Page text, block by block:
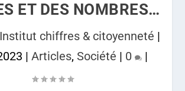
ET DES NOMBRES…
Institut chiffres & citoyenneté |
| Articles, Société | 0 |